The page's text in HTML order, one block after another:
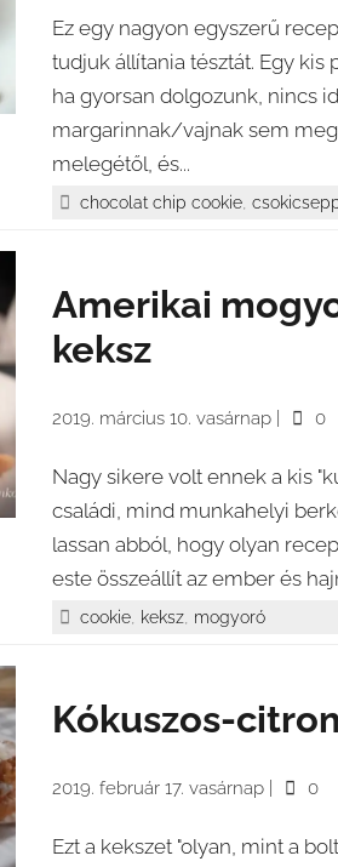
Ez egy nagyon egyszerű
tudjuk állítania tésztát. Egy kis
ha gyorsan dolgozunk, nincs
margarinnak/vajnak sem
melegétől, és...
chocolat chip cookie,
Amerikai
keksz
2019. március 10. vasárnap 0
Nagy sikere volt ennek a kis
családi, mind munkahelyi
lassan abból, hogy olyan
este összeállít az ember és
cookie, keksz, mogyoró
Kókuszos-
2019. február 17. vasárnap 0
Ezt a kekszet "olyan, mint a